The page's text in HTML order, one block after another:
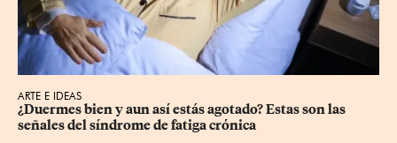
ARTE E IDEAS
¿Duermes bien y aun así estás agotado? Estas son las
señales del síndrome de fatiga crónica